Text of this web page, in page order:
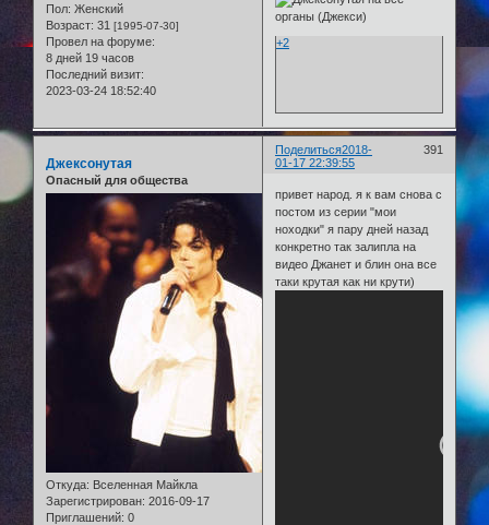
Пол: Женский
Возраст: 31 [1995-07-30]
Провел на форуме:
8 дней 19 часов
Последний визит:
2023-03-24 18:52:40
+2
Поделиться 391
2018-
01-17 22:39:55
Джексонутая
Опасный для общества
Откуда: Вселенная Майкла
Зарегистрирован: 2016-09-17
Приглашений: 0
привет народ. я к вам снова с
постом из серии "мои
ноходки" я пару дней назад
конкретно так залипла на
видео Джанет и блин она все
таки крутая как ни крути)